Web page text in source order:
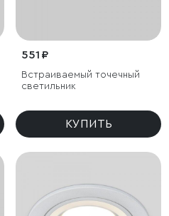
551 ₽
Встраиваемый точечный
светильник
КУПИТЬ